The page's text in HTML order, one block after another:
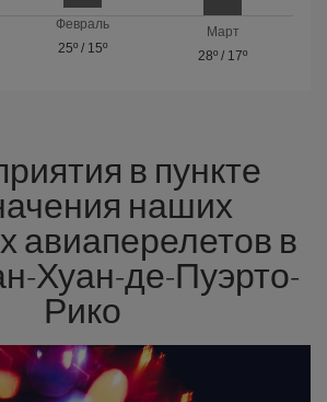
Февраль
25º/ 15º
Март
28º / 17º
в пункте
наших
авиаперелетов в
Хуан-де-Пуэрто-
Рико